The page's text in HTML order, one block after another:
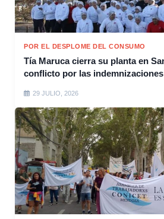
POR EL DESPLOME DEL CONSUMO
Tía Maruca cierra su planta en
conflicto por las indemnizaciones
29 JULIO, 2026